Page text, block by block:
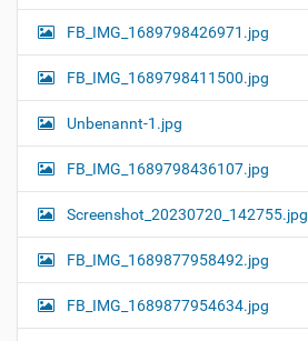
FB_IMG_1689798426971.jpg
FB_IMG_1689798411500.jpg
Unbenannt-1.jpg
FB_IMG_1689798436107.jpg
Screenshot_20230720_142755.jpg
FB_IMG_1689877958492.jpg
FB_IMG_1689877954634.jpg